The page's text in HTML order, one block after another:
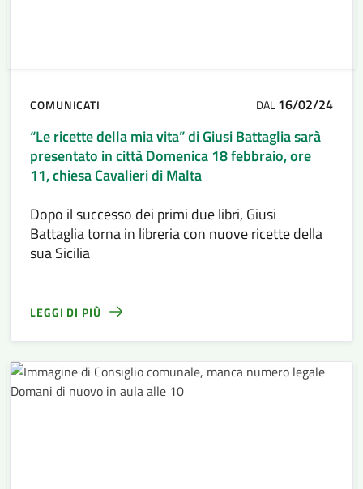
COMUNICATI DAL16/02/24
“Le ricette della mia vita” di Giusi Battaglia sarà
presentato in città Domenica 18 febbraio, ore
11, chiesa Cavalieri di Malta
Dopo il successo dei primi due libri, Giusi
Battaglia torna in libreria con nuove ricette della
sua Sicilia
LEGGI DI PIÙ